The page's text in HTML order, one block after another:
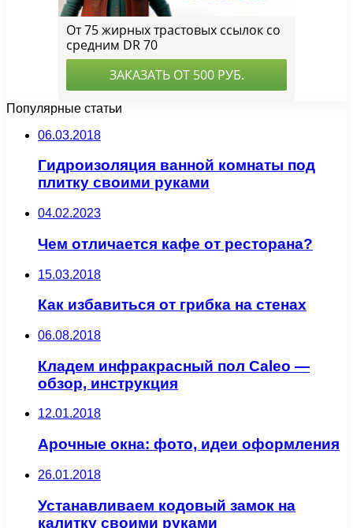
Популярные статьи
06.03.2018
Гидроизоляция ванной комнаты под
плитку своими руками
04.02.2023
Чем отличается кафе от ресторана?
15.03.2018
Как избавиться от грибка на стенах
06.08.2018
Кладем инфракрасный пол Caleo —
обзор, инструкция
12.01.2018
Арочные окна: фото, идеи оформления
26.01.2018
Устанавливаем кодовый замок на
калитку своими руками